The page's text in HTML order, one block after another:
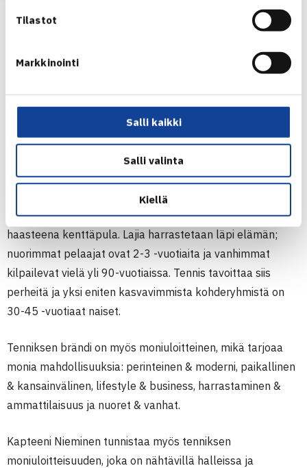
Tilastot
Markkinointi
Salli kaikki
Salli valinta
Kiellä
Tenniksen moniuloitteisuus – Nieminen näkee
tenniskulttuurin määriytyvän kolmen teeman
3) yhteisöllisyys
Suomalainen tenniskansa. Millaista se on? Jokaisella
tennistä pelaavalla on varmasti omat kokemuksensa
Tällä hetkellä tennis kasvaa erityisesti kaupungeissa ja
kasvukeskuksissa. Useassa paikassa on positiivisena
haasteena kenttäpula. Lajia harrastetaan läpi elämän;
nuorimmat pelaajat ovat 2-3 -vuotiaita ja vanhimmat
kilpailevat vielä yli 90-vuotiaissa. Tennis tavoittaa siis
perheitä ja yksi eniten kasvavimmista kohderyhmistä on
30-45 -vuotiaat naiset.
Tenniksen brändi on myös moniuloitteinen, mikä tarjoaa
monia mahdollisuuksia: perinteinen & moderni, paikallinen
& kansainvälinen, lifestyle & business, harrastaminen &
ammattilaisuus ja nuoret & vanhat.
Kapteeni Nieminen tunnistaa myös tenniksen
moniuloitteisuuden, joka on nähtävillä halleissa ja